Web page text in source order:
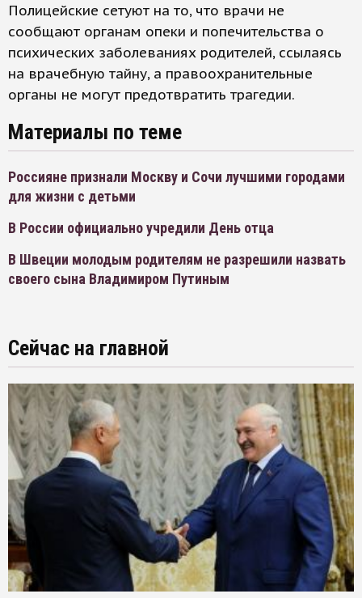
Полицейские сетуют на то, что врачи не
сообщают органам опеки и попечительства о
психических заболеваниях родителей, ссылаясь
на врачебную тайну, а правоохранительные
органы не могут предотвратить трагедии.
Материалы по теме
Россияне признали Москву и Сочи лучшими городами
для жизни с детьми
В России официально учредили День отца
В Швеции молодым родителям не разрешили назвать
своего сына Владимиром Путиным
Сейчас на главной